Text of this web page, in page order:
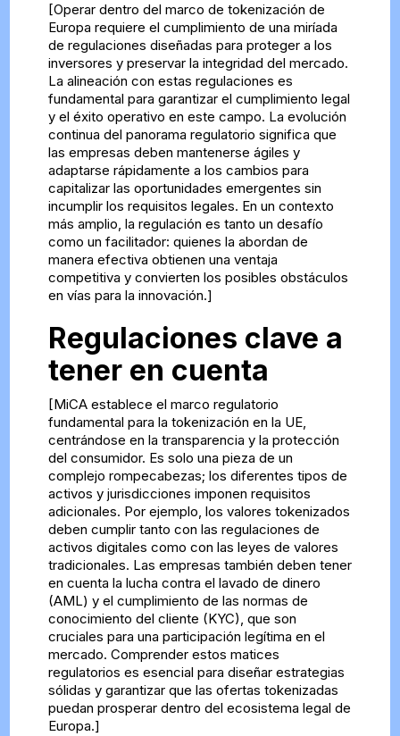
[Operar dentro del marco de tokenización de
Europa requiere el cumplimiento de una miríada
de regulaciones diseñadas para proteger a los
inversores y preservar la integridad del mercado.
La alineación con estas regulaciones es
fundamental para garantizar el cumplimiento legal
y el éxito operativo en este campo. La evolución
continua del panorama regulatorio significa que
las empresas deben mantenerse ágiles y
adaptarse rápidamente a los cambios para
capitalizar las oportunidades emergentes sin
incumplir los requisitos legales. En un contexto
más amplio, la regulación es tanto un desafío
como un facilitador: quienes la abordan de
manera efectiva obtienen una ventaja
competitiva y convierten los posibles obstáculos
en vías para la innovación.]
Regulaciones clave a
tener en cuenta
[MiCA establece el marco regulatorio
fundamental para la tokenización en la UE,
centrándose en la transparencia y la protección
del consumidor. Es solo una pieza de un
complejo rompecabezas; los diferentes tipos de
activos y jurisdicciones imponen requisitos
adicionales. Por ejemplo, los valores tokenizados
deben cumplir tanto con las regulaciones de
activos digitales como con las leyes de valores
tradicionales. Las empresas también deben tener
en cuenta la lucha contra el lavado de dinero
(AML) y el cumplimiento de las normas de
conocimiento del cliente (KYC), que son
cruciales para una participación legítima en el
mercado. Comprender estos matices
regulatorios es esencial para diseñar estrategias
sólidas y garantizar que las ofertas tokenizadas
puedan prosperar dentro del ecosistema legal de
Europa.]